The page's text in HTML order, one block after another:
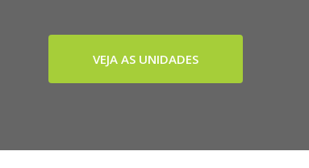
VEJA AS UNIDADES